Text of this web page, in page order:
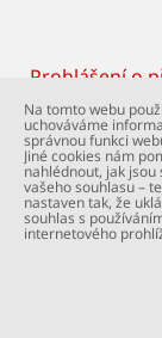
Footer
Prohlášení o
© Univerzita
práva
Podpora
Na tomto webu
uchováváme
správnou funkci
Jiné cookies nám
nahlédnout, jak jsou
vašeho souhlasu –
nastaven tak, že
souhlas s
internetového